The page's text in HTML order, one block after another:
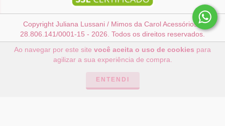
Ao navegar por este site você aceita o uso de cookies para
agilizar a sua experiência de compra.
ENTENDI
Copyright Juliana Lussani / Mimos da Carol Acessórios -
28.806.141/0001-15 - 2026. Todos os direitos reservados.